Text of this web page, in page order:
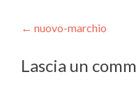
Post
navigation
← nuovo-marchio
Lascia un